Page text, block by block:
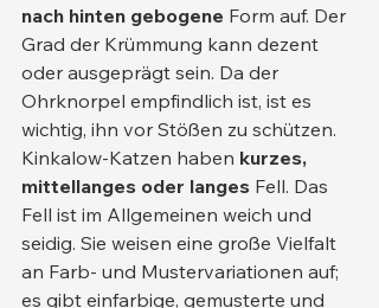
nach hinten gebogene Form auf. Der
Grad der Krümmung kann dezent
oder ausgeprägt sein. Da der
Ohrknorpel empfindlich ist, ist es
wichtig, ihn vor Stößen zu schützen.
Kinkalow-Katzen haben kurzes,
mittellanges oder langes Fell. Das
Fell ist im Allgemeinen weich und
seidig. Sie weisen eine große Vielfalt
an Farb- und Mustervariationen auf;
es gibt einfarbige, gemusterte und